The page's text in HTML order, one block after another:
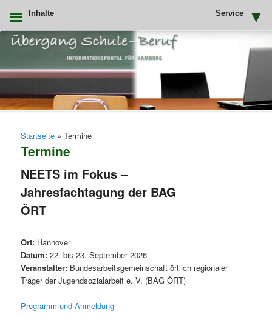
Zum
primären
springen
Zum
sekundären
springenUebergang Schule Beruf
Startseite »Termine
Termine
NEETS im Fokus –
Jahresfachtagung der BAG
ÖRT
Ort: Hannover
Datum: 22. bis 23. September 2026
Veranstalter: Bundesarbeitsgemeinschaft örtlich regionaler
Träger der Jugendsozialarbeit e. V. (BAG ÖRT)
Programm und Anmeldung
Inhalte Service